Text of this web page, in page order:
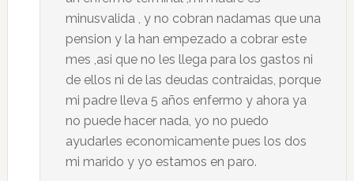
minusvalida , y no cobran nadamas que una
pension y la han empezado a cobrar este
mes ,asi que no les llega para los gastos ni
de ellos ni de las deudas contraidas, porque
mi padre lleva 5 años enfermo y ahora ya
no puede hacer nada, yo no puedo
ayudarles economicamente pues los dos
mi marido y yo estamos en paro.